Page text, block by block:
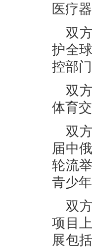
医疗
双
护全
控部
双
体育
双
届中
轮流
青少
双
项目
展包